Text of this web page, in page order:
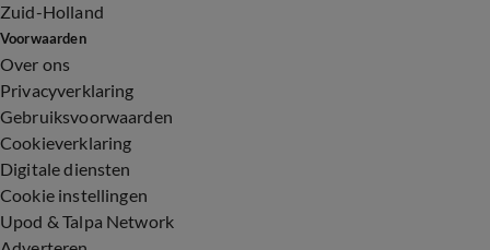
Zuid-Holland
Voorwaarden
Over ons
Privacyverklaring
Gebruiksvoorwaarden
Cookieverklaring
Digitale diensten
Cookie instellingen
Upod & Talpa Network